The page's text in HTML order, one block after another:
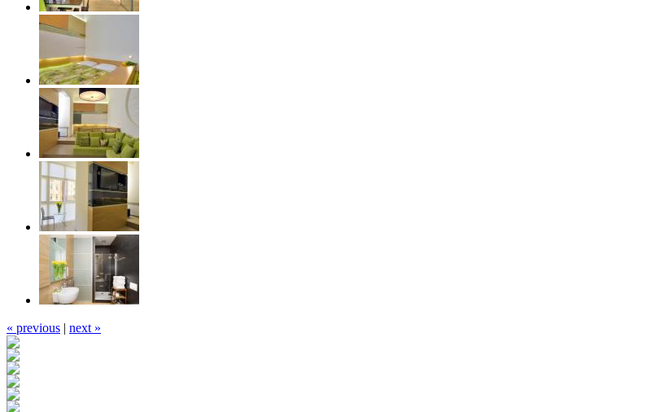
« previous | next »